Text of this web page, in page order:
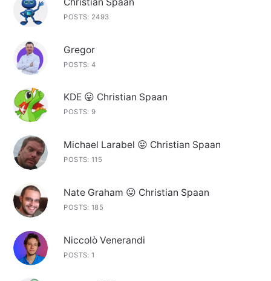
POSTS: 2493
Gregor
POSTS: 4
KDE 😛 Christian Spaan
POSTS: 9
Michael Larabel 😛 Christian Spaan
POSTS: 115
Nate Graham 😛 Christian Spaan
POSTS: 185
Niccolò Venerandi
POSTS: 1